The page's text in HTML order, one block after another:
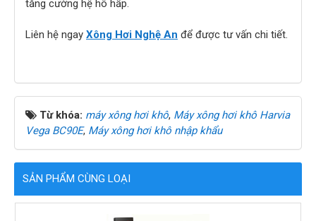
tăng cường hệ hô hấp.
Liên hệ ngay Xông Hơi Nghệ An để được tư vấn chi tiết.
Từ khóa: máy xông hơi khô, Máy xông hơi khô Harvia
Vega BC90E, Máy xông hơi khô nhập khẩu
SẢN PHẨM CÙNG LOẠI